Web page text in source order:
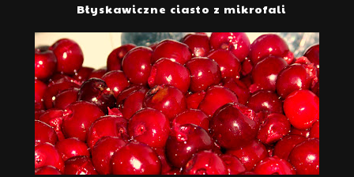
Błyskawiczne ciasto z mikrofali